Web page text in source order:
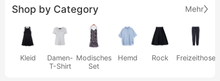
Shop by Category Mehr
Kleid
Damen-
T-Shirt
Modisches
Set
Hemd Rock Freizeithose